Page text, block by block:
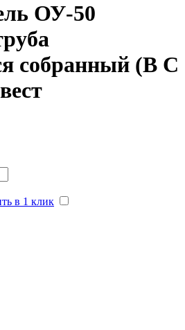
ОУ-50
собранный (B C
в 1 клик